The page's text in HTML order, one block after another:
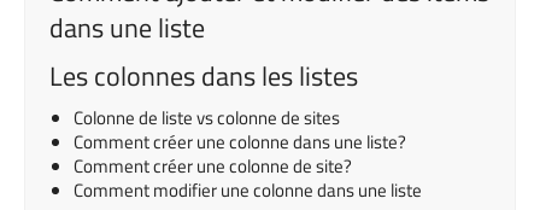
dans une liste
Les colonnes dans les listes
Colonne de liste vs colonne de sites
Comment créer une colonne dans une liste?
Comment créer une colonne de site?
Comment modifier une colonne dans une liste